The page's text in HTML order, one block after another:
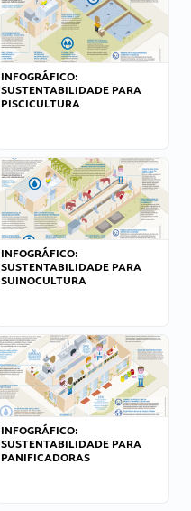
INFOGRÁFICO:
SUSTENTABILIDADE PARA
PISCICULTURA
INFOGRÁFICO:
SUSTENTABILIDADE PARA
SUINOCULTURA
INFOGRÁFICO:
SUSTENTABILIDADE PARA
PANIFICADORAS